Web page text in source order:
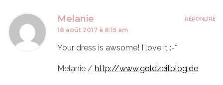
Melanie
18 août 2017 à 8:15 am
Your dress is awsome! I love it :-*
Melanie / http://www.goldzeitblog.de
RÉPONDRE